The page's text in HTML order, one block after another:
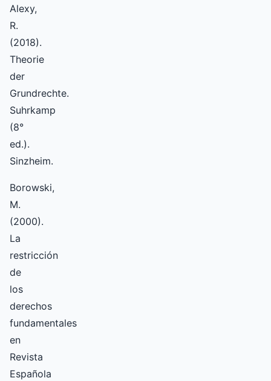
Alexy,
R.
(2018).
Theorie
der
Grundrechte.
Suhrkamp
(8°
ed.).
Sinzheim.
Borowski,
M.
(2000).
La
restricción
de
los
derechos
fundamentales
en
Revista
Española